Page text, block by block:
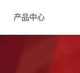
产品中心